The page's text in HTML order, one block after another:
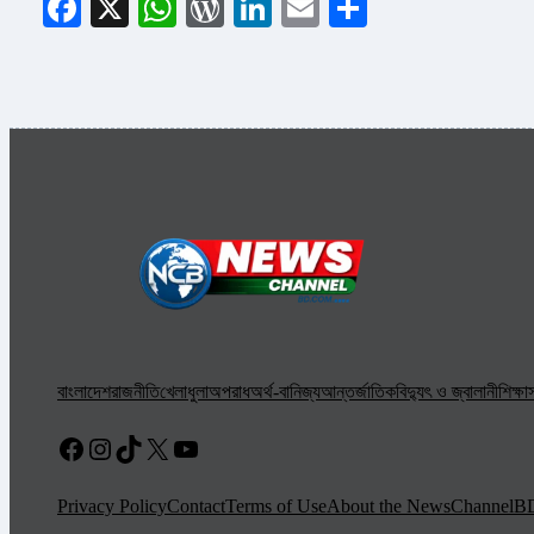
বাংলাদেশরাজনীতিখেলাধুলাঅপরাধঅর্থ-বানিজ্যআন্তর্জাতিকবিদ্যুৎ ও জ্বালানীশিক্ষা
Facebook
Instagram
TikTok
X YouTube
Privacy PolicyContactTerms of UseAbout the